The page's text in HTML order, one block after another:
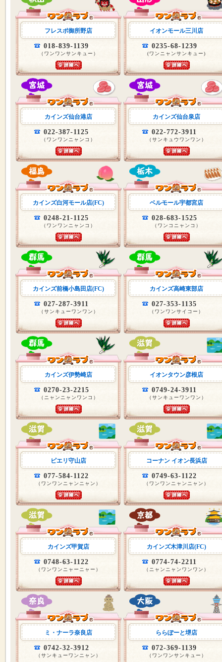
フレスポ御所野店
018-839-1139
（ワンワンサンキュー）
イオンモール三川店
0235-68-1239
(ワンニャンサンキュー)
カインズ仙台港店
022-387-1125
（ワンワンニャンコ）
カインズ仙台泉店
022-772-3911
（サンキュウワンワン）
カインズ白河モール店(FC)
0248-21-1125
（ワンワンニャンコ）
ベルモール宇都宮店
028-683-1525
（ワンコニャンコ）
カインズ前橋小島田店(FC)
027-287-3911
（サンキューワンワン）
カインズ高崎東部店
027-353-1135
（ワンワンサイコー）
カインズ伊勢崎店
0270-23-2215
（ニャンニャンワンコ）
イオンタウン彦根店
0749-24-3911
（サンキューワンワン）
ピエリ守山店
077-584-1122
（ワンワンニャンニャン）
コーナン イオン長浜店
0749-63-1122
（ワンワンニャンニャン）
カインズ甲賀店
0748-63-1122
（ワンワンニャーニャー）
カインズ木津川店(FC)
0774-74-2211
（ニャンニャンワンワン）
ミ・ナーラ奈良店
0742-32-3912
（サンキューワンニャン）
ららぽーと堺店
072-369-1139
（ワンワンサンキュー）